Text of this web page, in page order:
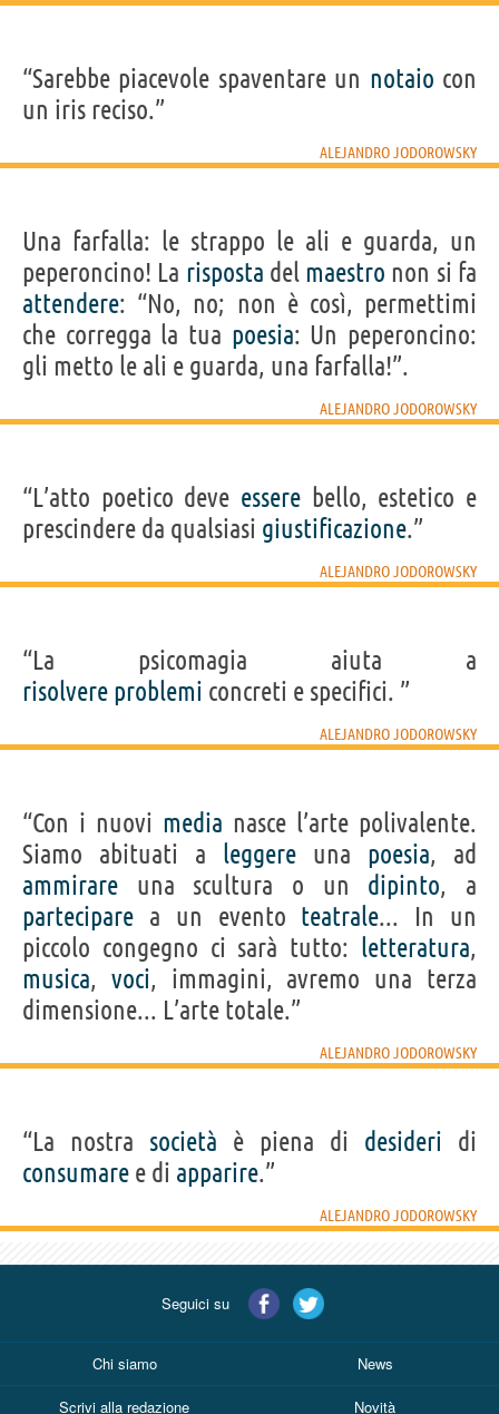
“Sarebbe piacevole spaventare un notaio con
un iris reciso.”
ALEJANDRO JODOROWSKY
Una farfalla: le strappo le ali e guarda, un
peperoncino! La risposta del maestro non si fa
attendere: “No, no; non è così, permettimi
che corregga la tua poesia: Un peperoncino:
gli metto le ali e guarda, una farfalla!”.
ALEJANDRO JODOROWSKY
“L’atto poetico deve essere bello, estetico e
prescindere da qualsiasi giustificazione.”
ALEJANDRO JODOROWSKY
“La psicomagia aiuta a
risolvere problemi concreti e specifici. ”
ALEJANDRO JODOROWSKY
“Con i nuovi media nasce l’arte polivalente.
Siamo abituati a leggere una poesia, ad
ammirare una scultura o un dipinto, a
partecipare a un evento teatrale... In un
piccolo congegno ci sarà tutto: letteratura,
musica, voci, immagini, avremo una terza
dimensione... L’arte totale.”
ALEJANDRO JODOROWSKY
“La nostra società è piena di desideri di
consumare e di apparire.”
ALEJANDRO JODOROWSKY
Seguici su
Chi siamo News
Scrivi alla redazione Novità